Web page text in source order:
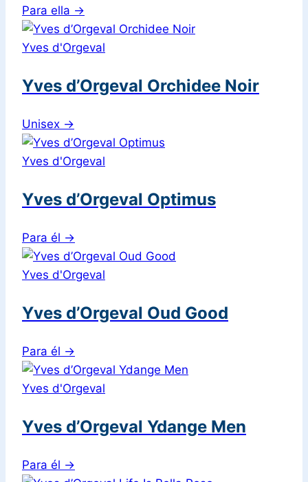
Para ella →
Yves d'Orgeval
Yves d’Orgeval Orchidee Noir
Unisex →
Yves d'Orgeval
Yves d’Orgeval Optimus
Para él →
Yves d'Orgeval
Yves d’Orgeval Oud Good
Para él →
Yves d'Orgeval
Yves d’Orgeval Ydange Men
Para él →